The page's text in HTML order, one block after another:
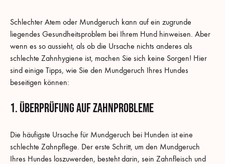
Schlechter Atem oder Mundgeruch kann auf ein zugrunde
liegendes Gesundheitsproblem bei Ihrem Hund hinweisen. Aber
wenn es so aussieht, als ob die Ursache nichts anderes als
schlechte Zahnhygiene ist, machen Sie sich keine Sorgen! Hier
sind einige Tipps, wie Sie den Mundgeruch Ihres Hundes
beseitigen können:
1. Überprüfung auf Zahnprobleme
Die häufigste Ursache für Mundgeruch bei Hunden ist eine
schlechte Zahnpflege. Der erste Schritt, um den Mundgeruch
Ihres Hundes loszuwerden, besteht darin, sein Zahnfleisch und